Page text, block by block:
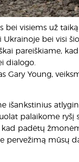
bei visiems už
bei visi
pareiškiame,
dialogo.
Gary Young,
išankstinius
palaikome
padėtų
mūsų